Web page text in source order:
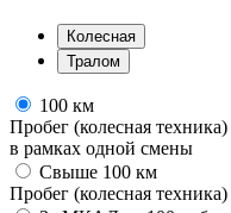
Колесная
Тралом
100 км
Пробег (колесная техника)
в рамках одной смены
Свыше 100 км
Пробег (колесная техника)